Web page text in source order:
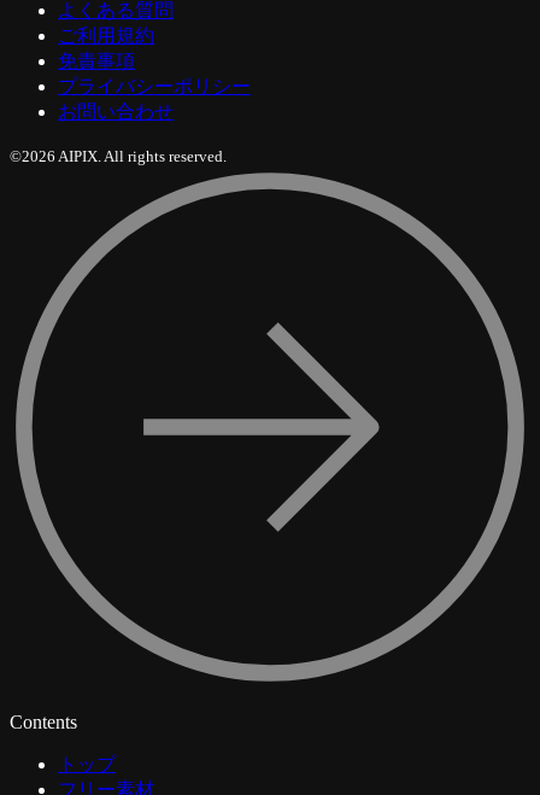
よくある質問
ご利用規約
免責事項
プライバシーポリシー
お問い合わせ
©2026 AIPIX. All rights reserved.
Contents
トップ
フリー素材